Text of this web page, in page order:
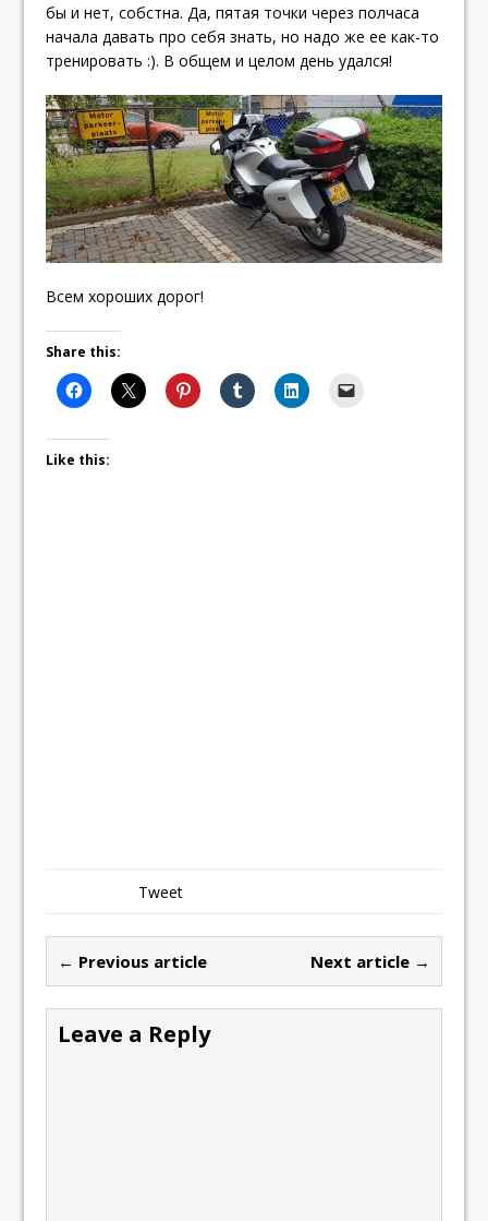
бы и нет, собстна. Да, пятая точки через полчаса
начала давать про себя знать, но надо же ее как-то
тренировать :). В общем и целом день удался!
Всем хороших дорог!
Share this:
Like this:
Tweet
← Previous article Next article →
Leave a Reply